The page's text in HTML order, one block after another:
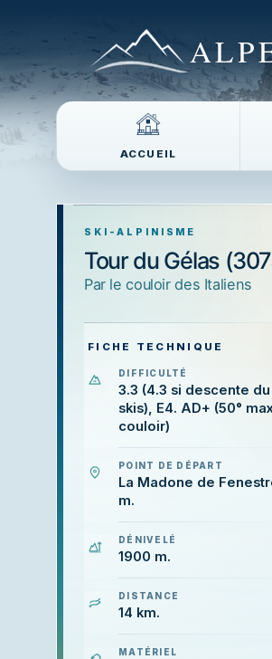
ACCUEIL
SKI-ALPINISME
Tour du Gélas
Par le couloir des Italiens
FICHE TECHNIQUE
DIFFICULTÉ
3.3 (4.3 si descente
skis), E4. AD+ (50°
couloir)
POINT DE DÉPART
La Madone de
m.
DÉNIVELÉ
1900 m.
DISTANCE
14 km.
MATÉRIEL